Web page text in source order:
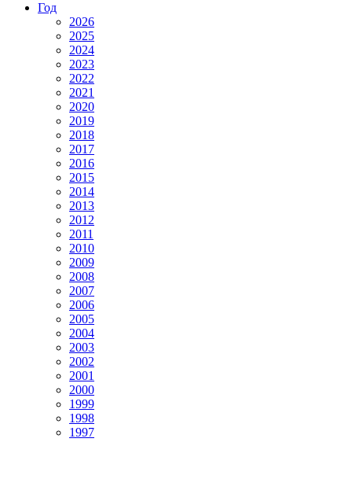
Год
2026
2025
2024
2023
2022
2021
2020
2019
2018
2017
2016
2015
2014
2013
2012
2011
2010
2009
2008
2007
2006
2005
2004
2003
2002
2001
2000
1999
1998
1997